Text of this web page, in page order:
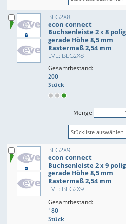
BLG2X8
econ connect
Buchsenleiste 2 x 8 polig
gerade Höhe 8,5 mm
Rastermaß 2,54 mm
EVE: BLG2X8
Gesamtbestand:
200
Stück
Menge
BLG2X9
econ connect
Buchsenleiste 2 x 9 polig
gerade Höhe 8,5 mm
Rastermaß 2,54 mm
EVE: BLG2X9
Gesamtbestand:
180
Stück